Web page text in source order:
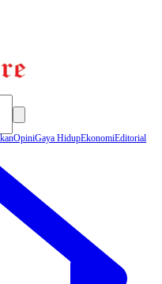
OpiniGaya HidupEkonomiEditorial